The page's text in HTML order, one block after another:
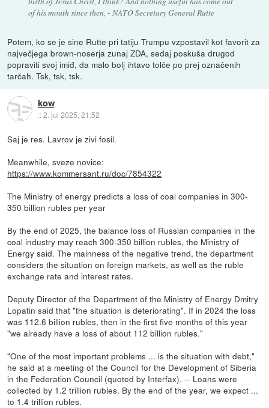
of his mouth since then, - NATO Secretary General Rutte
Potem, ko se je sine Rutte pri tatiju Trumpu vzpostavil kot favorit za
največjega brown-noserja zunaj ZDA, sedaj poskuša drugod
popraviti svoj imiđ, da malo bolj ihtavo tolče po prej označenih
tarčah. Tsk, tsk, tsk.
kow
::2. jul 2025, 21:52
Saj je res. Lavrov je zivi fosil.
Meanwhile, sveze novice:
https://www.kommersant.ru/doc/7854322
The Ministry of energy predicts a loss of coal companies in 300-
350 billion rubles per year
By the end of 2025, the balance loss of Russian companies in the
coal industry may reach 300-350 billion rubles, the Ministry of
Energy said. The mainness of the negative trend, the department
considers the situation on foreign markets, as well as the ruble
exchange rate and interest rates.
Deputy Director of the Department of the Ministry of Energy Dmitry
Lopatin said that "the situation is deteriorating". If in 2024 the loss
was 112.6 billion rubles, then in the first five months of this year
"we already have a loss of about 112 billion rubles."
"One of the most important problems ... is the situation with debt,"
he said at a meeting of the Council for the Development of Siberia
in the Federation Council (quoted by Interfax). -- Loans were
collected by 1.2 trillion rubles. By the end of the year, we expect ...
to 1.4 trillion rubles.